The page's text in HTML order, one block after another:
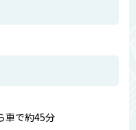
車で約45分